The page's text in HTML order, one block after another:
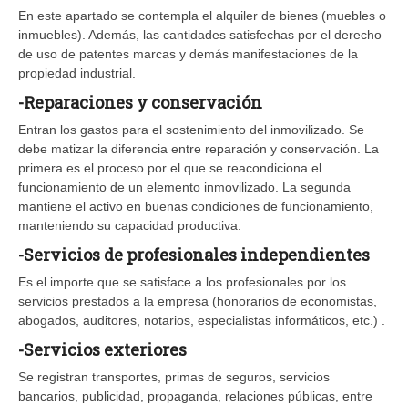
En este apartado se contempla el alquiler de bienes (muebles o
inmuebles). Además, las cantidades satisfechas por el derecho
de uso de patentes marcas y demás manifestaciones de la
propiedad industrial.
-Reparaciones y conservación
Entran los gastos para el sostenimiento del inmovilizado. Se
debe matizar la diferencia entre reparación y conservación. La
primera es el proceso por el que se reacondiciona el
funcionamiento de un elemento inmovilizado. La segunda
mantiene el activo en buenas condiciones de funcionamiento,
manteniendo su capacidad productiva.
-Servicios de profesionales independientes
Es el importe que se satisface a los profesionales por los
servicios prestados a la empresa (honorarios de economistas,
abogados, auditores, notarios, especialistas informáticos, etc.) .
-Servicios exteriores
Se registran transportes, primas de seguros, servicios
bancarios, publicidad, propaganda, relaciones públicas, entre